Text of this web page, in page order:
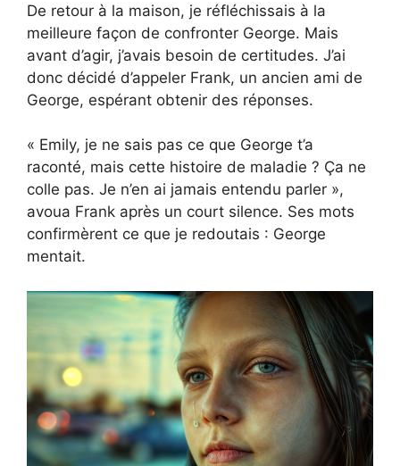
De retour à la maison, je réfléchissais à la
meilleure façon de confronter George. Mais
avant d’agir, j’avais besoin de certitudes. J’ai
donc décidé d’appeler Frank, un ancien ami de
George, espérant obtenir des réponses.
« Emily, je ne sais pas ce que George t’a
raconté, mais cette histoire de maladie ? Ça ne
colle pas. Je n’en ai jamais entendu parler »,
avoua Frank après un court silence. Ses mots
confirmèrent ce que je redoutais : George
mentait.